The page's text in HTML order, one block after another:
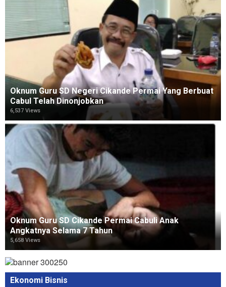
Oknum Guru SD Negeri Cikande Permai Yang Berbuat
Cabul Telah Dinonjobkan
6,537 Views
Oknum Guru SD Cikande Permai Cabuli Anak
Angkatnya Selama 7 Tahun
5,658 Views
Ekonomi Bisnis